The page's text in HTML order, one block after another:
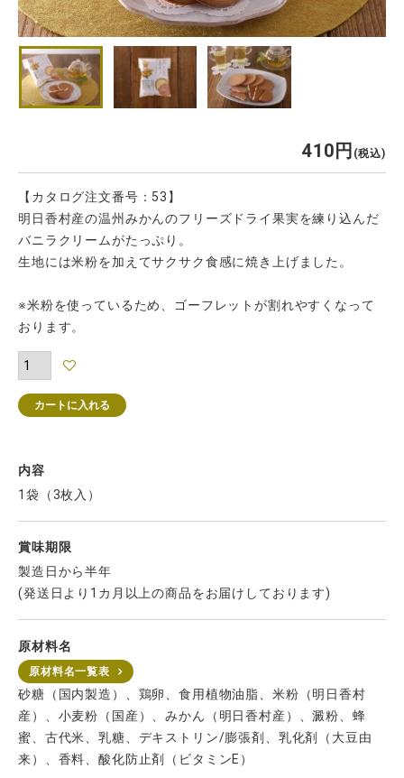
410 税込
【カタログ注文番号：53】
明日香村産の温州みかんのフリーズドライ果実を練り込んだ
バニラクリームがたっぷり。
生地には米粉を加えてサクサク食感に焼き上げました。
※米粉を使っているため、ゴーフレットが割れやすくなって
おります。
カートに入れる
内容
1袋（3枚入）
賞味期限
製造日から半年
(発送日より1カ月以上の商品をお届けしております)
原材料名
原材料名一覧表
砂糖（国内製造）、鶏卵、食用植物油脂、米粉（明日香村
産）、小麦粉（国産）、みかん（明日香村産）、澱粉、蜂
蜜、古代米、乳糖、デキストリン/膨張剤、乳化剤（大豆由
来）、香料、酸化防止剤（ビタミンE）